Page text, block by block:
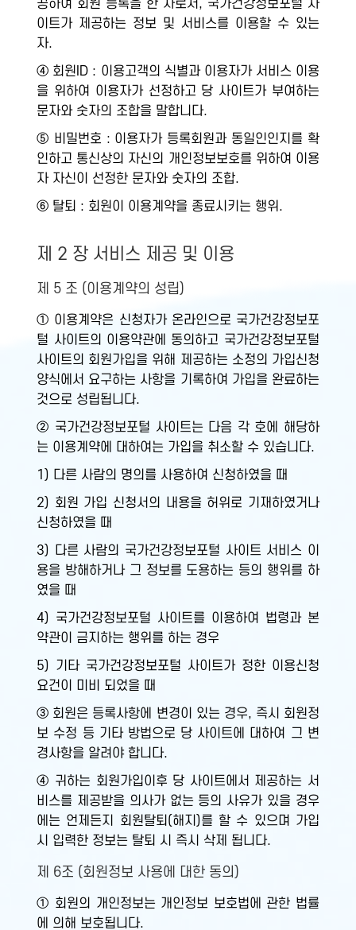
공하여 회원 등록을 한 자로서, 국가건강정보포털 사
이트가 제공하는 정보 및 서비스를 이용할 수 있는
자.
④ 회원ID : 이용고객의 식별과 이용자가 서비스 이용
을 위하여 이용자가 선정하고 당 사이트가 부여하는
문자와 숫자의 조합을 말합니다.
⑤ 비밀번호 : 이용자가 등록회원과 동일인인지를 확
인하고 통신상의 자신의 개인정보보호를 위하여 이용
자 자신이 선정한 문자와 숫자의 조합.
⑥ 탈퇴 : 회원이 이용계약을 종료시키는 행위.
제 2 장 서비스 제공 및 이용
제 5 조 (이용계약의 성립)
① 이용계약은 신청자가 온라인으로 국가건강정보포
털 사이트의 이용약관에 동의하고 국가건강정보포털
사이트의 회원가입을 위해 제공하는 소정의 가입신청
양식에서 요구하는 사항을 기록하여 가입을 완료하는
것으로 성립됩니다.
② 국가건강정보포털 사이트는 다음 각 호에 해당하
는 이용계약에 대하여는 가입을 취소할 수 있습니다.
1) 다른 사람의 명의를 사용하여 신청하였을 때
2) 회원 가입 신청서의 내용을 허위로 기재하였거나
신청하였을 때
3) 다른 사람의 국가건강정보포털 사이트 서비스 이
용을 방해하거나 그 정보를 도용하는 등의 행위를 하
였을 때
4) 국가건강정보포털 사이트를 이용하여 법령과 본
약관이 금지하는 행위를 하는 경우
5) 기타 국가건강정보포털 사이트가 정한 이용신청
요건이 미비 되었을 때
③ 회원은 등록사항에 변경이 있는 경우, 즉시 회원정
보 수정 등 기타 방법으로 당 사이트에 대하여 그 변
경사항을 알려야 합니다.
④ 귀하는 회원가입이후 당 사이트에서 제공하는 서
비스를 제공받을 의사가 없는 등의 사유가 있을 경우
에는 언제든지 회원탈퇴(해지)를 할 수 있으며 가입
시 입력한 정보는 탈퇴 시 즉시 삭제 됩니다.
제 6조 (회원정보 사용에 대한 동의)
① 회원의 개인정보는 개인정보 보호법에 관한 법률
에 의해 보호됩니다.